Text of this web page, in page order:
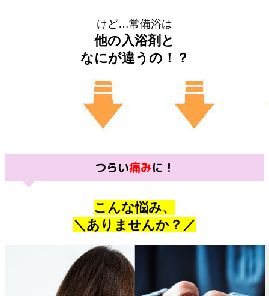
けど…常備浴は
他の入浴剤と
なにが違うの！？
つらい痛みに！
こんな悩み、
＼ありませんか？／